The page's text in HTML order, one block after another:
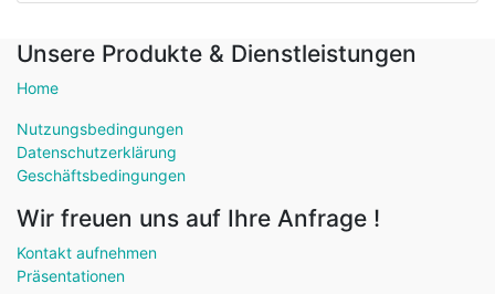
Unsere Produkte & Dienstleistungen
Home
Nutzungsbedingungen
Datenschutzerklärung
Geschäftsbedingungen
Wir freuen uns auf Ihre Anfrage !
Kontakt aufnehmen
Präsentationen